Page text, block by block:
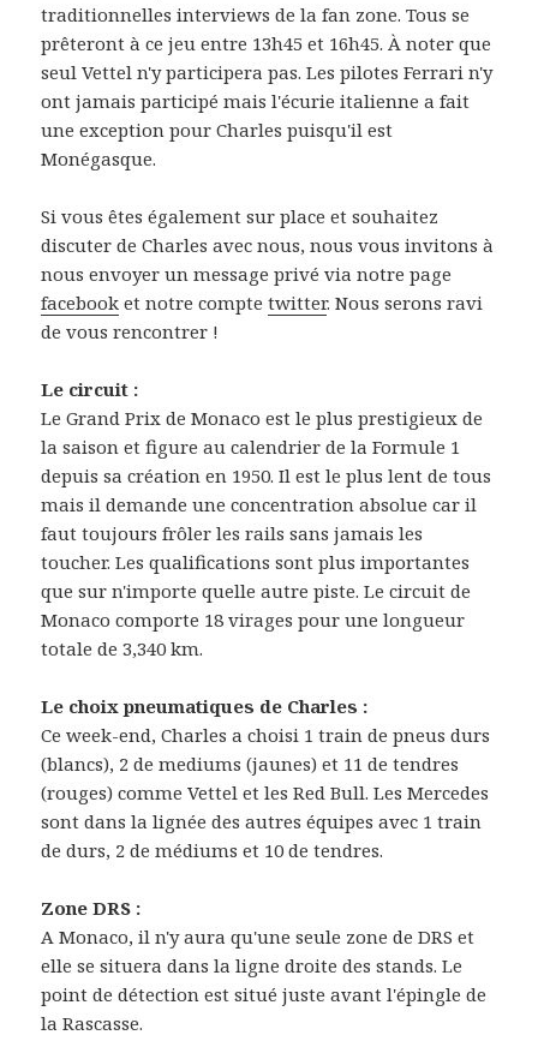
traditionnelles interviews de la fan zone. Tous se
prêteront à ce jeu entre 13h45 et 16h45. À noter que
seul Vettel n'y participera pas. Les pilotes Ferrari n'y
ont jamais participé mais l'écurie italienne a fait
une exception pour Charles puisqu'il est
Monégasque.
Si vous êtes également sur place et souhaitez
discuter de Charles avec nous, nous vous invitons à
nous envoyer un message privé via notre page
facebook et notre comptetwitter. Nous serons ravi
de vous rencontrer !
Le circuit :
Le Grand Prix de Monaco est le plus prestigieux de
la saison et figure au calendrier de la Formule 1
depuis sa création en 1950. Il est le plus lent de tous
mais il demande une concentration absolue car il
faut toujours frôler les rails sans jamais les
toucher. Les qualifications sont plus importantes
que sur n'importe quelle autre piste. Le circuit de
Monaco comporte 18 virages pour une longueur
totale de 3,340 km.
Le choix pneumatiques de Charles :
Ce week-end, Charles a choisi 1 train de pneus durs
(blancs), 2 de mediums (jaunes) et 11 de tendres
(rouges) comme Vettel et les Red Bull. Les Mercedes
sont dans la lignée des autres équipes avec 1 train
de durs, 2 de médiums et 10 de tendres.
Zone DRS :
A Monaco, il n'y aura qu'une seule zone de DRS et
elle se situera dans la ligne droite des stands. Le
point de détection est situé juste avant l'épingle de
la Rascasse.